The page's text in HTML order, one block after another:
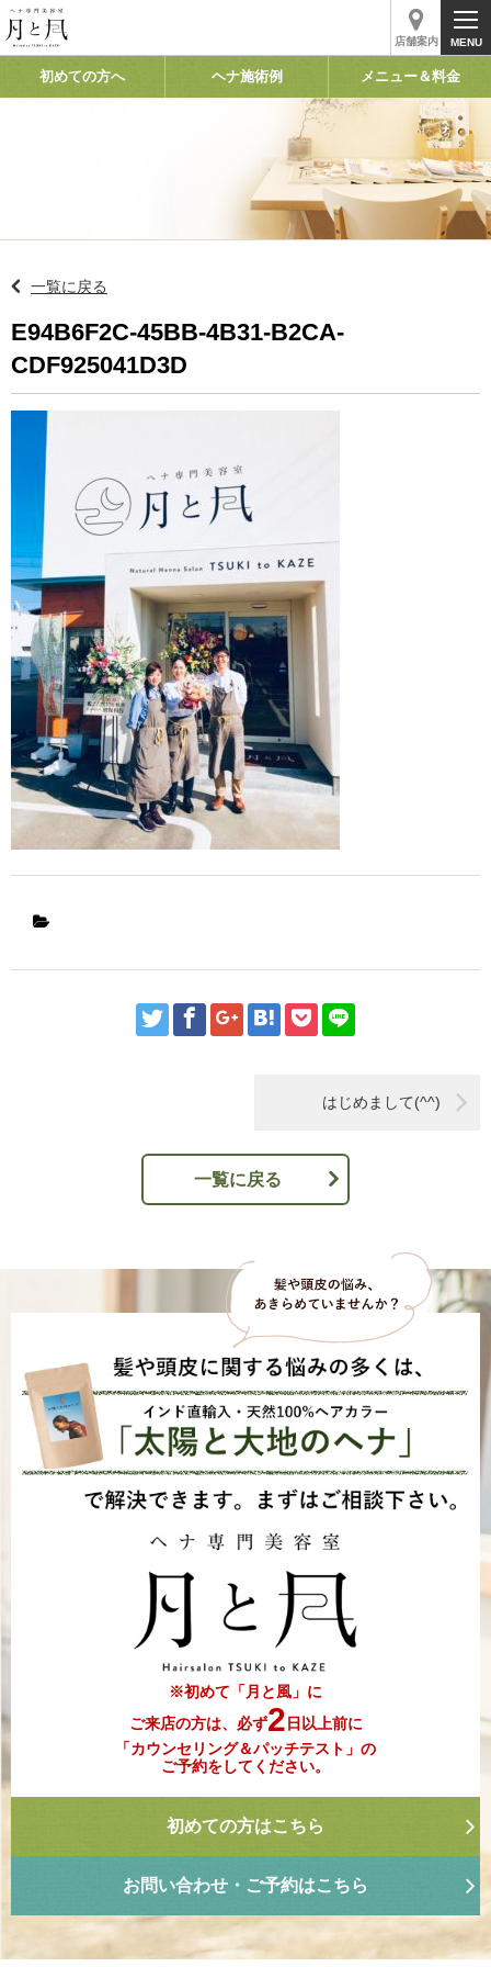
店舗案内
初めての方へ ヘナ施術例 メニュー＆料金
一覧に戻る
E94B6F2C-45BB-4B31-B2CA-
CDF925041D3D
はじめまして(^^)
一覧に戻る
※初めて「月と風」に
ご来店の方は、必ず2 日以上前に
「カウンセリング＆パッチテスト」の
ご予約をしてください。
初めての方はこちら
お問い合わせ・ご予約はこちら